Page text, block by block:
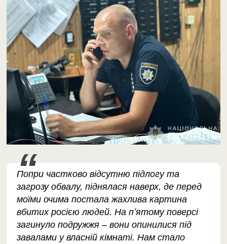
Попри частково відсутню підлогу та
загрозу обвалу, піднялася наверх, де перед
моїми очима постала жахлива картина
вбитих росією людей. На пʼятому поверсі
загинуло подружжя – вони опинилися під
завалами у власній кімнаті. Нам стало